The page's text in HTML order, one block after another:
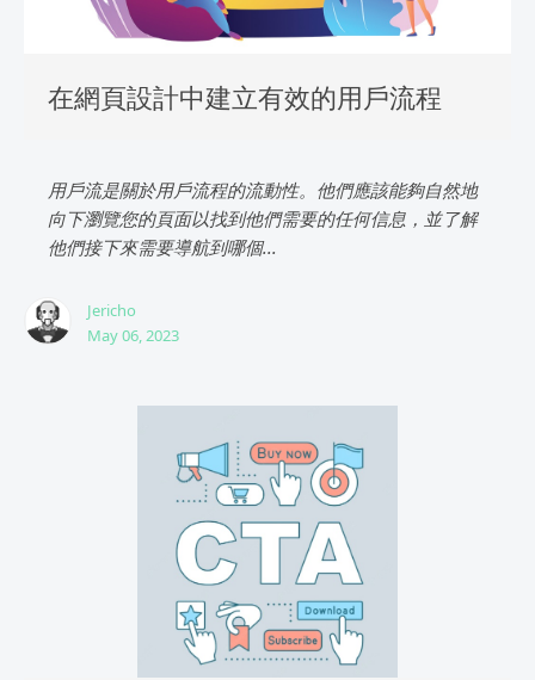
在網頁設計中建立有效的用戶流程
用戶流是關於用戶流程的流動性。他們應該能夠自然地
向下瀏覽您的頁面以找到他們需要的任何信息，並了解
他們接下來需要導航到哪個...
Jericho
May 06, 2023